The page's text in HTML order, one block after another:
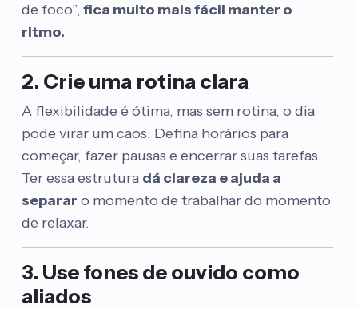
de foco”,fica muito mais fácil manter o
ritmo.
2. Crie uma rotina clara
A flexibilidade é ótima, mas sem rotina, o dia
pode virar um caos. Defina horários para
começar, fazer pausas e encerrar suas tarefas.
Ter essa estrutura dá clareza e ajuda a
separar o momento de trabalhar do momento
de relaxar.
3. Use fones de ouvido como
aliados